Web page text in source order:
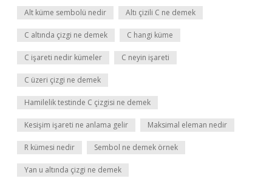
Alt küme sembolü nedir Altı çizili C ne demek
C altında çizgi ne demek C hangi küme
C işareti nedir kümeler C neyin işareti
C üzeri çizgi ne demek
Hamilelik testinde C çizgisi ne demek
Kesişim işareti ne anlama gelir Maksimal eleman nedir
R kümesi nedir Sembol ne demek örnek
Yan u altında çizgi ne demek